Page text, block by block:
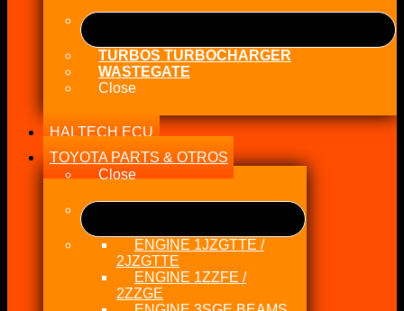
TURBOS TURBOCHARGER
WASTEGATE
Close
HALTECH ECU
TOYOTA PARTS & OTROS
Close
ENGINE 1JZGTTE /
2JZGTTE
ENGINE 1ZZFE /
2ZZGE